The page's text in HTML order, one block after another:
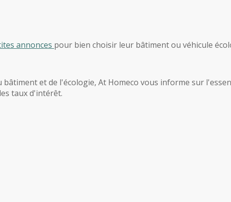
annonces pour bien choisir leur bâtiment ou véhicule
et de l'écologie, At Homeco vous informe sur
taux d'intérêt.